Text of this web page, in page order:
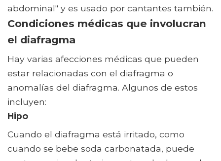
abdominal" y es usado por cantantes también.
Condiciones médicas que involucran
el diafragma
Hay varias afecciones médicas que pueden
estar relacionadas con el diafragma o
anomalías del diafragma. Algunos de estos
incluyen:
Hipo
Cuando el diafragma está irritado, como
cuando se bebe soda carbonatada, puede